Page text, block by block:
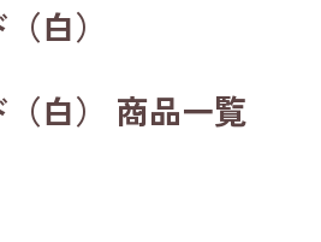
白）
白） 商品一覧